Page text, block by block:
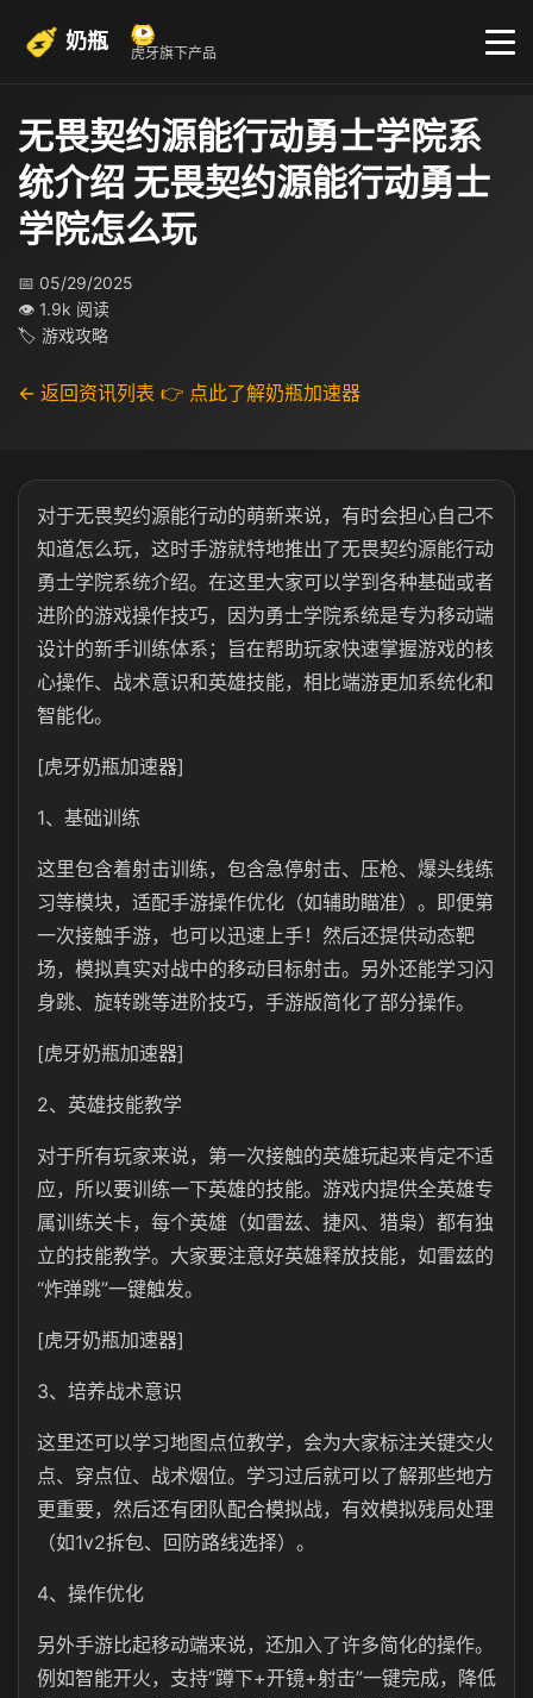
奶瓶 虎牙旗下产品
无畏契约源能行动勇士学院系
统介绍 无畏契约源能行动勇士
学院怎么玩
📅 05/29/2025
👁 1.9k 阅读
🏷 游戏攻略
← 返回资讯列表 👉 点此了解奶瓶加速器
对于无畏契约源能行动的萌新来说，有时会担心自己不
知道怎么玩，这时手游就特地推出了无畏契约源能行动
勇士学院系统介绍。在这里大家可以学到各种基础或者
进阶的游戏操作技巧，因为勇士学院系统是专为移动端
设计的新手训练体系；旨在帮助玩家快速掌握游戏的核
心操作、战术意识和英雄技能，相比端游更加系统化和
智能化。
[虎牙奶瓶加速器]
1、基础训练
这里包含着射击训练，包含急停射击、压枪、爆头线练
习等模块，适配手游操作优化（如辅助瞄准）。即便第
一次接触手游，也可以迅速上手！然后还提供动态靶
场，模拟真实对战中的移动目标射击。另外还能学习闪
身跳、旋转跳等进阶技巧，手游版简化了部分操作。
[虎牙奶瓶加速器]
2、英雄技能教学
对于所有玩家来说，第一次接触的英雄玩起来肯定不适
应，所以要训练一下英雄的技能。游戏内提供全英雄专
属训练关卡，每个英雄（如雷兹、捷风、猎枭）都有独
立的技能教学。大家要注意好英雄释放技能，如雷兹的
“炸弹跳”一键触发。
[虎牙奶瓶加速器]
3、培养战术意识
这里还可以学习地图点位教学，会为大家标注关键交火
点、穿点位、战术烟位。学习过后就可以了解那些地方
更重要，然后还有团队配合模拟战，有效模拟残局处理
（如1v2拆包、回防路线选择）。
4、操作优化
另外手游比起移动端来说，还加入了许多简化的操作。
例如智能开火，支持“蹲下+开镜+射击”一键完成，降低